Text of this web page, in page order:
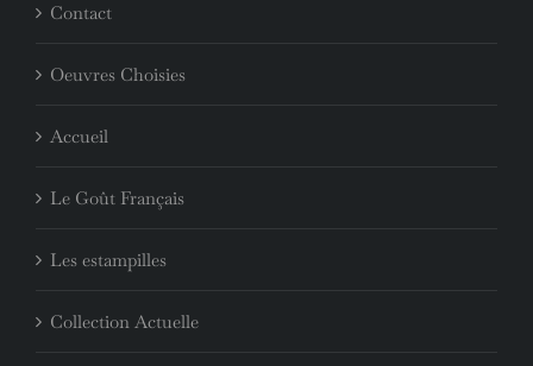
Contact
Oeuvres Choisies
Accueil
Le Goût Français
Les estampilles
Collection Actuelle